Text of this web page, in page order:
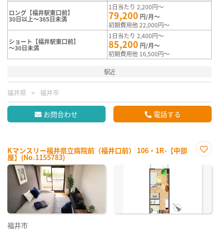
ロング【福井駅東口前】
30日以上～365日未満
1日当たり 2,200円～
79,200 円/月～
初期費用他 22,000円～
ショート【福井駅東口前】
～30日未満
1日当たり 2,400円～
85,200 円/月～
初期費用他 16,500円～
駅近
福井県 福井市
お問合わせ 電話する
Kマンスリー福井県立病院前（福井口前） 106・1R-【中部
屋】(No.1155783)
に入
福井市